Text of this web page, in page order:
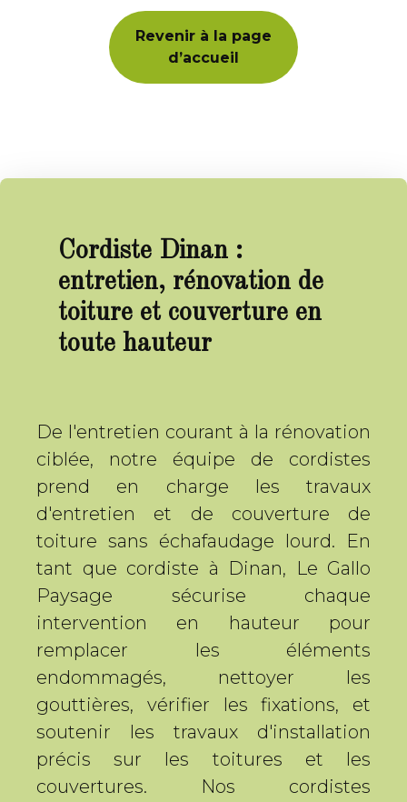
Revenir à la page
d’accueil
Cordiste Dinan :
entretien, rénovation de
toiture et couverture en
toute hauteur
De l'entretien courant à la rénovation
ciblée, notre équipe de cordistes
prend en charge les travaux
d'entretien et de couverture de
toiture sans échafaudage lourd. En
tant que cordiste à Dinan, Le Gallo
Paysage sécurise chaque
intervention en hauteur pour
remplacer les éléments
endommagés, nettoyer les
gouttières, vérifier les fixations, et
soutenir les travaux d'installation
précis sur les toitures et les
couvertures. Nos cordistes